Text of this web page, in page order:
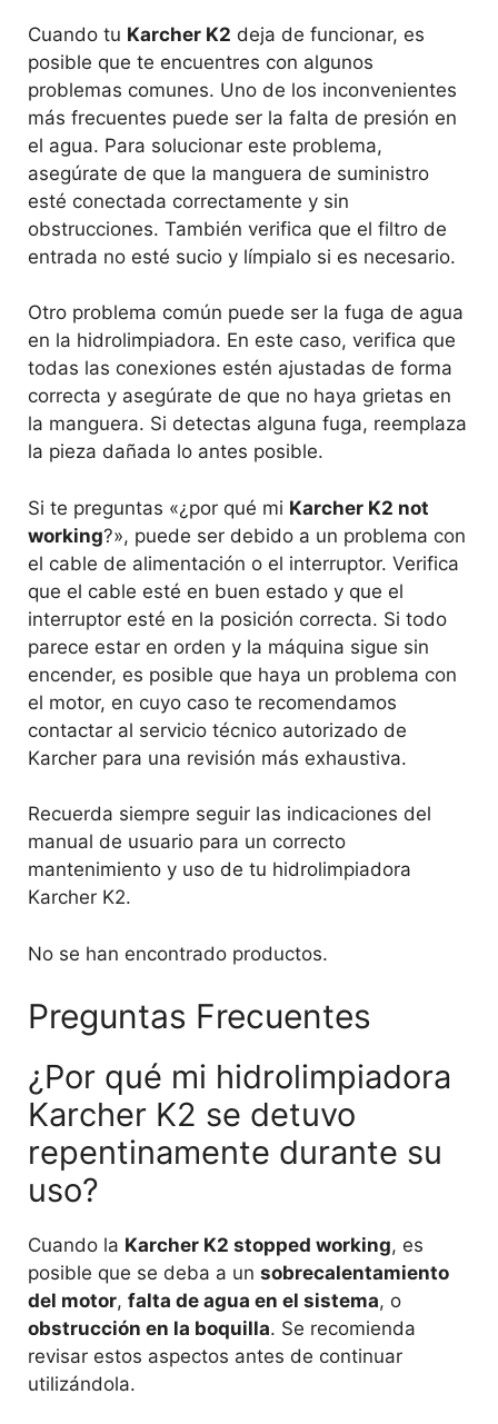
Cuando tu Karcher K2 deja de funcionar, es
posible que te encuentres con algunos
problemas comunes. Uno de los inconvenientes
más frecuentes puede ser la falta de presión en
el agua. Para solucionar este problema,
asegúrate de que la manguera de suministro
esté conectada correctamente y sin
obstrucciones. También verifica que el filtro de
entrada no esté sucio y límpialo si es necesario.
Otro problema común puede ser la fuga de agua
en la hidrolimpiadora. En este caso, verifica que
todas las conexiones estén ajustadas de forma
correcta y asegúrate de que no haya grietas en
la manguera. Si detectas alguna fuga, reemplaza
la pieza dañada lo antes posible.
Si te preguntas «¿por qué mi Karcher K2 not
working?», puede ser debido a un problema con
el cable de alimentación o el interruptor. Verifica
que el cable esté en buen estado y que el
interruptor esté en la posición correcta. Si todo
parece estar en orden y la máquina sigue sin
encender, es posible que haya un problema con
el motor, en cuyo caso te recomendamos
contactar al servicio técnico autorizado de
Karcher para una revisión más exhaustiva.
Recuerda siempre seguir las indicaciones del
manual de usuario para un correcto
mantenimiento y uso de tu hidrolimpiadora
Karcher K2.
No se han encontrado productos.
Preguntas Frecuentes
¿Por qué mi hidrolimpiadora
Karcher K2 se detuvo
repentinamente durante su
uso?
Cuando la Karcher K2 stopped working, es
posible que se deba a un sobrecalentamiento
del motor, falta de agua en el sistema, o
obstrucción en la boquilla. Se recomienda
revisar estos aspectos antes de continuar
utilizándola.